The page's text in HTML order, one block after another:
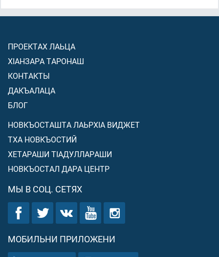
ПРОЕКТАХ ЛАЬЦА
ХIАНЗАРА ТАРОНАШ
КОНТАКТЫ
ДАКЪАЛАЦА
БЛОГ
НОВКЪОСТАШТА ЛАЬРХIА ВИДЖЕТ
ТХА НОВКЪОСТИЙ
ХЕТАРАШИ ТIАДУЛЛАРАШИ
НОВКЪОСТАЛ ДАРА ЦЕНТР
МЫ В СОЦ. СЕТЯХ
МОБИЛЬНИ ПРИЛОЖЕНИ